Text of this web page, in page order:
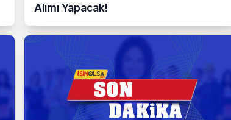
Alımı Yapacak!